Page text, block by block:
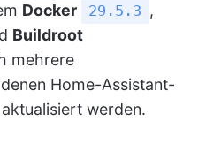
Docker 29.5.3 ,
Buildroot
mehrere
Home-Assistant-
werden.